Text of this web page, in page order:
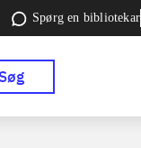
Spørg en bibliotekar
Søg